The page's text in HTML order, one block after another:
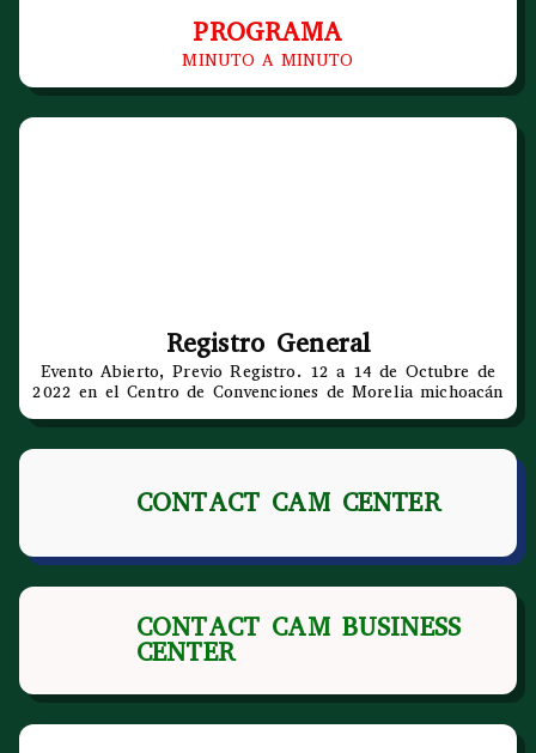
PROGRAMA
MINUTO A MINUTO
Registro General
Evento Abierto, Previo Registro. 12 a 14 de Octubre de
2022 en el Centro de Convenciones de Morelia michoacán
CONTACT CAM CENTER
CONTACT CAM BUSINESS
CENTER